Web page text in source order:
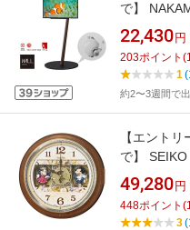
で】
レビスタン
ット
22,430 円
203ポイント (
1
約2〜3週間で
【エント
で】
Time（デ
ズ】 茶マ
能有]
49,280 円
448ポイント (
3